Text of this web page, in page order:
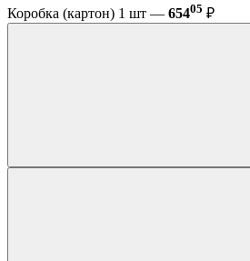
Коробка (картон) 1 шт — 65405 ₽